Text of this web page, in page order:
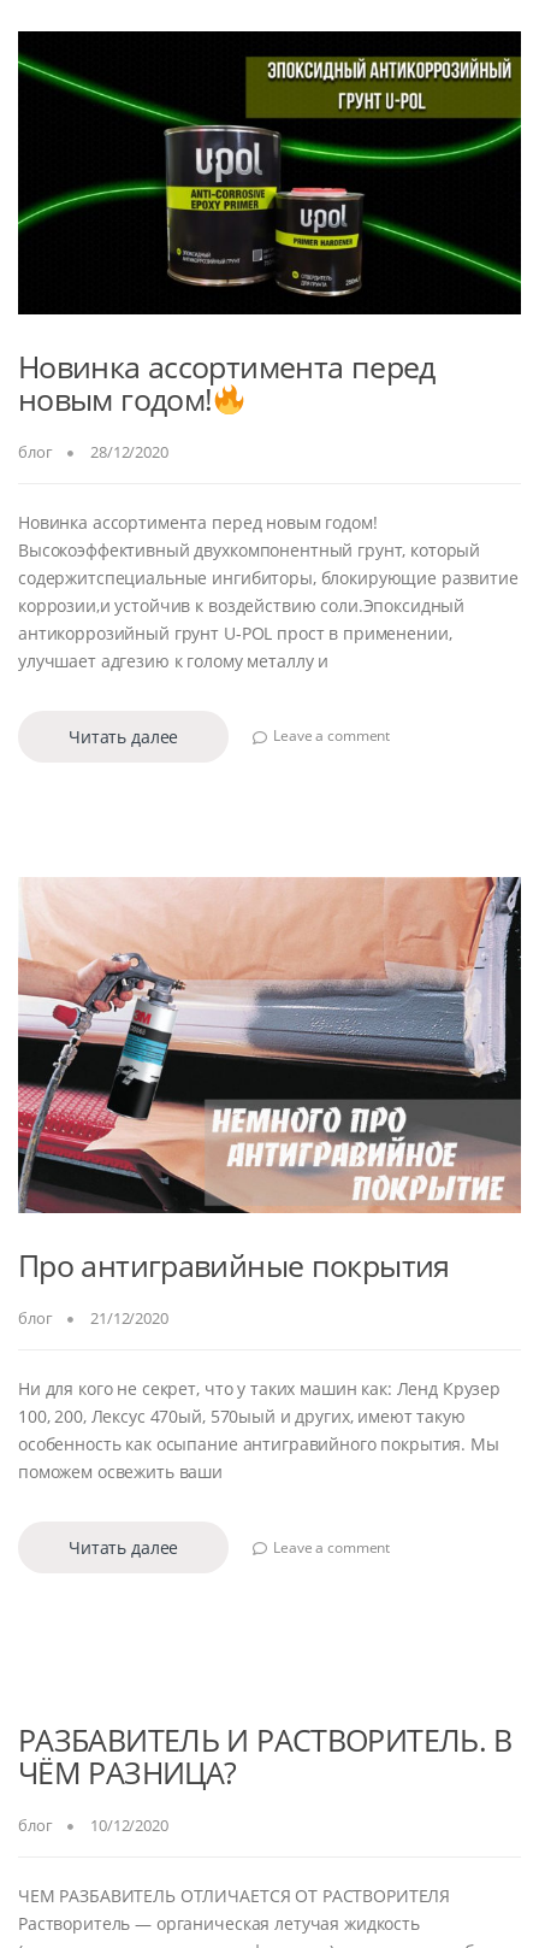
Новинка ассортимента перед
новым годом!
блог 28/12/2020
Новинка ассортимента перед новым годом!
Высокоэффективный двухкомпонентный грунт, который
содержитспециальные ингибиторы, блокирующие развитие
коррозии,и устойчив к воздействию соли.Эпоксидный
антикоррозийный грунт U-POL прост в применении,
улучшает адгезию к голому металлу и
Читать далее Leave a comment
Про антигравийные покрытия
блог 21/12/2020
Ни для кого не секрет, что у таких машин как: Ленд Крузер
100, 200, Лексус 470ый, 570ыый и других, имеют такую
особенность как осыпание антигравийного покрытия. Мы
поможем освежить ваши
Читать далее Leave a comment
РАЗБАВИТЕЛЬ И РАСТВОРИТЕЛЬ. В
ЧЁМ РАЗНИЦА?
блог 10/12/2020
ЧЕМ РАЗБАВИТЕЛЬ ОТЛИЧАЕТСЯ ОТ РАСТВОРИТЕЛЯ
Растворитель — органическая летучая жидкость